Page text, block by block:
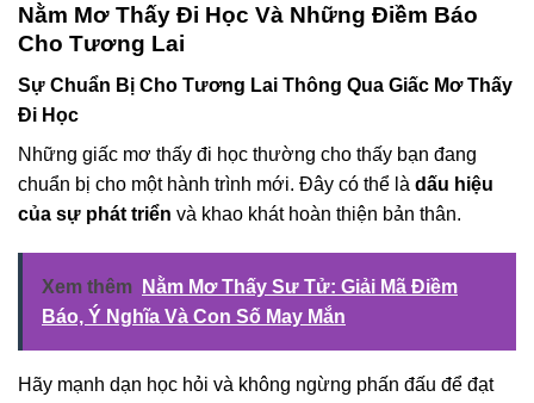
Nằm Mơ Thấy Đi Học Và Những Điềm Báo
Cho Tương Lai
Sự Chuẩn Bị Cho Tương Lai Thông Qua Giấc Mơ Thấy
Đi Học
Những giấc mơ thấy đi học thường cho thấy bạn đang
chuẩn bị cho một hành trình mới. Đây có thể là dấu hiệu
của sự phát triển và khao khát hoàn thiện bản thân.
Xem thêm
Nằm Mơ Thấy Sư Tử: Giải Mã Điềm
Báo, Ý Nghĩa Và Con Số May Mắn
Hãy mạnh dạn học hỏi và không ngừng phấn đấu để đạt